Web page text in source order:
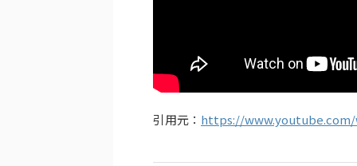
引用元： https://